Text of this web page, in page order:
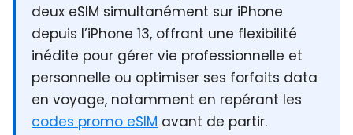
deux eSIM simultanément sur iPhone
depuis l’iPhone 13, offrant une flexibilité
inédite pour gérer vie professionnelle et
personnelle ou optimiser ses forfaits data
en voyage, notamment en repérant les
codes promo eSIM avant de partir.